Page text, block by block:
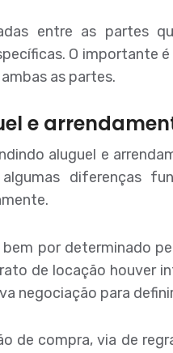
entre as partes
O importante
as partes.
e
aluguel e
diferenças
por determinado
de locação houver
negociação para
de compra, via de